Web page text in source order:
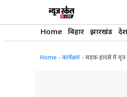
Home बिहार झारखंड
Home - कार्यक्रम - सड़क हादसे में मृत